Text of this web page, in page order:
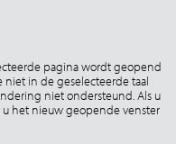
pagina wordt geopend
niet in de geselecteerde taal
niet ondersteund. Als u
het nieuw geopende venster